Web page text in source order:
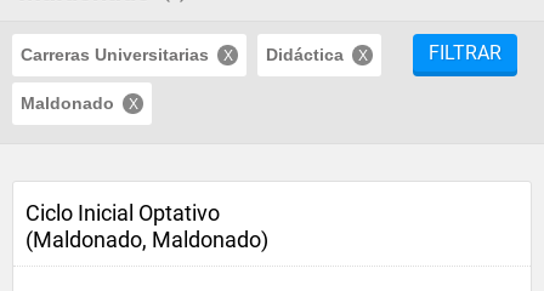
Carreras Universitarias Didáctica
Maldonado
FILTRAR
Ciclo Inicial Optativo
(Maldonado, Maldonado)